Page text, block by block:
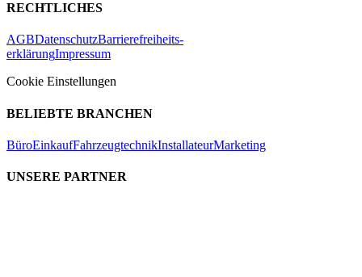
RECHTLICHES
AGBDatenschutzBarrierefreiheits-
erklärungImpressum
Cookie Einstellungen
BELIEBTE BRANCHEN
BüroEinkaufFahrzeugtechnikInstallateurMarketing
UNSERE PARTNER